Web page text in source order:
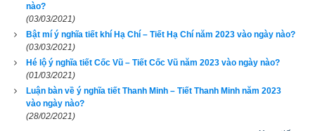
Quẻ Khảm kết hợp với mùa xuân hình thành thế thủy
vượng thịnh
Quẻ Khôn, Quẻ Cấn cùng với các tháng Thìn, Tuất,
Sửu, Mùi hay còn gọi là 4 tháng tứ quý (3, 9, 12, 6) tổ
hợp lại tạo nên thế Thổ vượng thịnh
nào?
(03/03/2021)
Bật mí ý nghĩa tiết khí Hạ Chí – Tiết Hạ Chí năm 2023 vào ngày nào?
(03/03/2021)
Hé lộ ý nghĩa tiết Cốc Vũ – Tiết Cốc Vũ năm 2023 vào ngày nào?
(01/03/2021)
Luận bàn về ý nghĩa tiết Thanh Minh – Tiết Thanh Minh năm 2023
vào ngày nào?
(28/02/2021)